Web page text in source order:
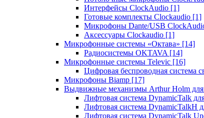
Интерфейсы ClockAudio [1]
Готовые комплекты Clockaudio [1]
Микрофоны Dante/USB
Аксессуары Clockaudio [1]
Микрофонные системы «Октава» [14]
Радиосистемы OKTAVA [14]
Микрофонные системы Televic [16]
Цифровая беспроводная система
Микрофоны Biamp [17]
Выдвижные механизмы Arthur Holm для
Лифтовая система DynamicTalk
Лифтовая система DynamicTalkH
Лифтовая система DynamicTalk